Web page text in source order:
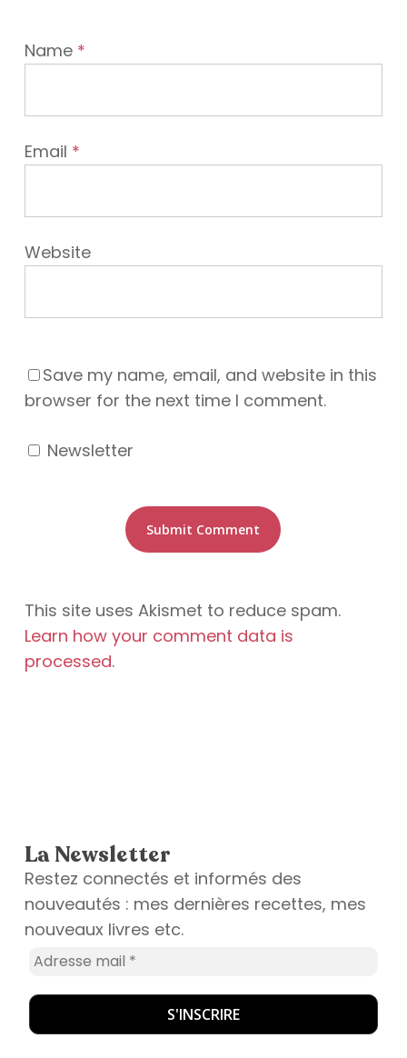
Name *
Email *
Website
Save my name, email, and website in this
browser for the next time I comment.
Newsletter
This site uses Akismet to reduce spam.
Learn how your comment data is
processed.
La Newsletter
Restez connectés et informés des
nouveautés : mes dernières recettes, mes
nouveaux livres etc.